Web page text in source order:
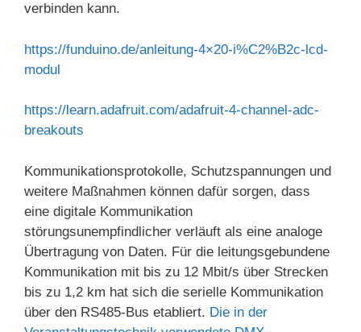
verbinden kann.
https://funduino.de/anleitung-4×20-i%C2%B2c-lcd-
modul
https://learn.adafruit.com/adafruit-4-channel-adc-
breakouts
Kommunikationsprotokolle, Schutzspannungen und
weitere Maßnahmen können dafür sorgen, dass
eine digitale Kommunikation
störungsunempfindlicher verläuft als eine analoge
Übertragung von Daten. Für die leitungsgebundene
Kommunikation mit bis zu 12 Mbit/s über Strecken
bis zu 1,2 km hat sich die serielle Kommunikation
über den RS485-Bus etabliert. Die in der